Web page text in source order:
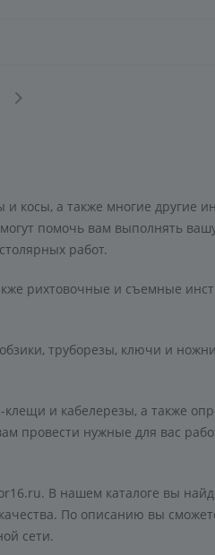
косы, а также многие другие
помочь вам выполнять
работ.
рихтовочные и съемные
труборезы, ключи и
и кабелерезы, а также
провести нужные для вас
В нашем каталоге вы
По описанию вы
сети.